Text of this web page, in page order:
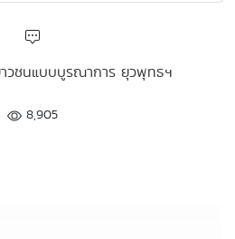
วชนแบบบูรณาการ ยุวพุทธฯ
8,905